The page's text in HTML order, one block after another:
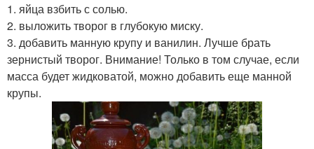
1. яйца взбить с солью.
2. выложить творог в глубокую миску.
3. добавить манную крупу и ванилин. Лучше брать
зернистый творог. Внимание! Только в том случае, если
масса будет жидковатой, можно добавить еще манной
крупы.